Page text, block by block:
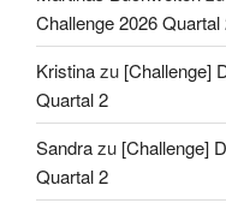
Challenge 2026 Quartal
Kristinazu [Challenge]
Quartal 2
Sandrazu [Challenge]
Quartal 2